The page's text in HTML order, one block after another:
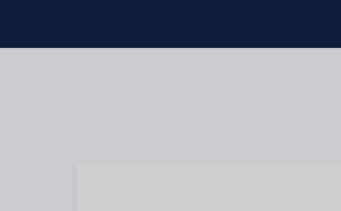
Skip to main content